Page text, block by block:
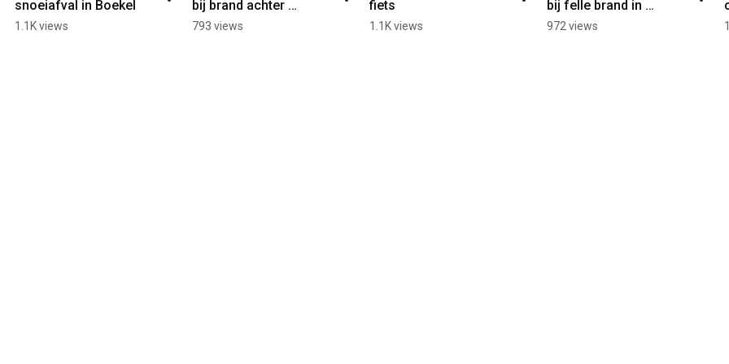
snoeiafval in Boekel
1.1K views
bij brand achter
bedrijfspand in Veghel
793 views
fiets
1.1K views
bij felle brand in
appartementencomplex
972 views